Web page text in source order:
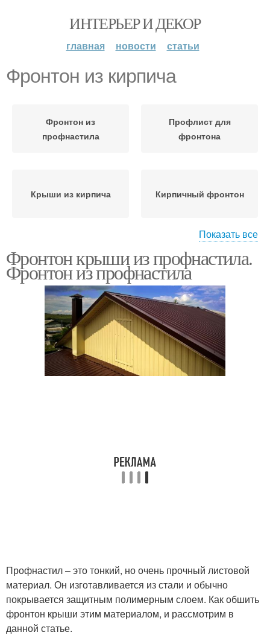
ИНТЕРЬЕР И ДЕКОР
главная новости статьи
Фронтон из кирпича
Фронтон из
профнастила
Профлист для
фронтона
Крыши из кирпича Кирпичный фронтон
Фронтон с помощью Система с фронтонами
Показать все
Фронтон крыши из профнастила.
Фронтон из профнастила
Профнастил – это тонкий, но очень прочный листовой
материал. Он изготавливается из стали и обычно
покрывается защитным полимерным слоем. Как обшить
фронтон крыши этим материалом, и рассмотрим в
данной статье.